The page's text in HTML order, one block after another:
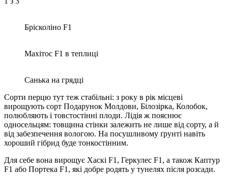
Брісколіно F1
Махітос F1 в теплиці
Санька на грядці
Сорти перцю тут теж стабільні: з року в рік місцеві
вирощують сорт Подарунок Молдови, Білозірка, Колобок,
полюбляють і товстостінні плоди. Лідія ж пояснює
односельцям: товщина стінки залежить не лише від сорту, а й
від забезпечення вологою. На посушливому ґрунті навіть
хороший гібрид буде тонкостінним.
Для себе вона вирощує Хаскі F1, Геркулес F1, а також Каптур
F1 або Портека F1, які добре родять у тунелях після розсади.